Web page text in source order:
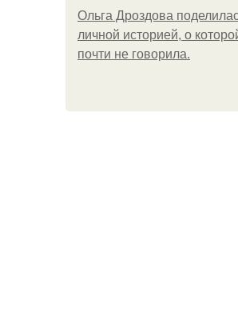
Ольга Дроздова
личной историей, о
почти не говорила.